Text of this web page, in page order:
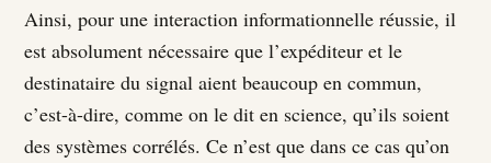
Ainsi, pour une interaction informationnelle réussie, il
est absolument nécessaire que l’expéditeur et le
destinataire du signal aient beaucoup en commun,
c’est-à-dire, comme on le dit en science, qu’ils soient
des systèmes corrélés. Ce n’est que dans ce cas qu’on